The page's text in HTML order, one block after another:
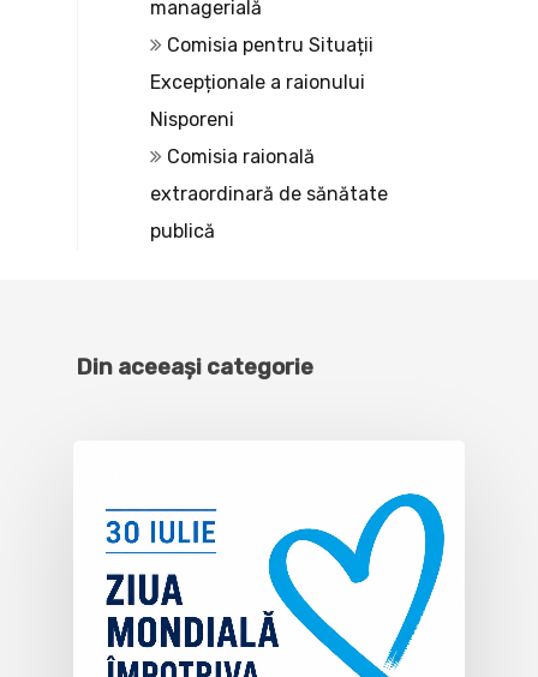
managerială
Comisia pentru Situații
Excepționale a raionului
Nisporeni
Comisia raională
extraordinară de sănătate
publică
Din aceeași categorie